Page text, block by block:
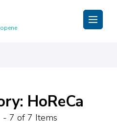
HoReCa
- 7 of 7 Items